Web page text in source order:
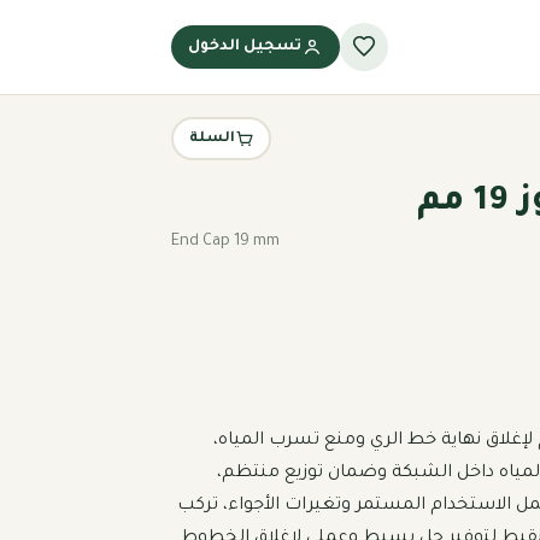
تسجيل الدخول
السلة
End Cap 19 mm